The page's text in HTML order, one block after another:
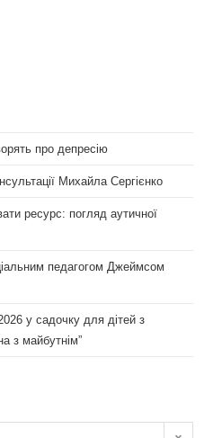
про депресію
Михайла Сергієнко
ресурс: погляд аутичної
педагогом Джеймсом
у садочку для дітей з
з майбутнім”